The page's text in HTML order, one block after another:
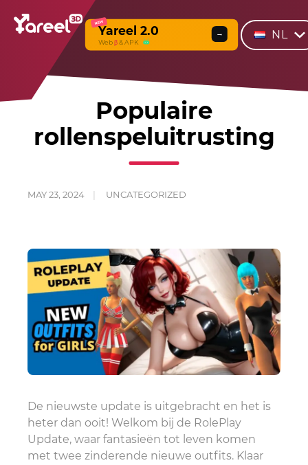
NEW
Yareel 2.0
Webβ & APK
→ NL
Populaire
rollenspeluitrusting
MAY 23, 2024 UNCATEGORIZED
De nieuwste update is uitgebracht en het is
heter dan ooit! Welkom bij de RolePlay
Update, waar fantasieën tot leven komen
met twee zinderende nieuwe outfits. Klaar